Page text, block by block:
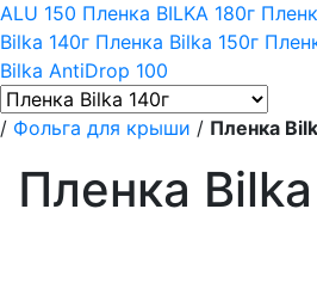
ALU 150 Пленка BILKA 180г
Bilka 140г Пленка Bilka 150г
Bilka AntiDrop 100
/ Фольга для крыши / Пленка
Пленка